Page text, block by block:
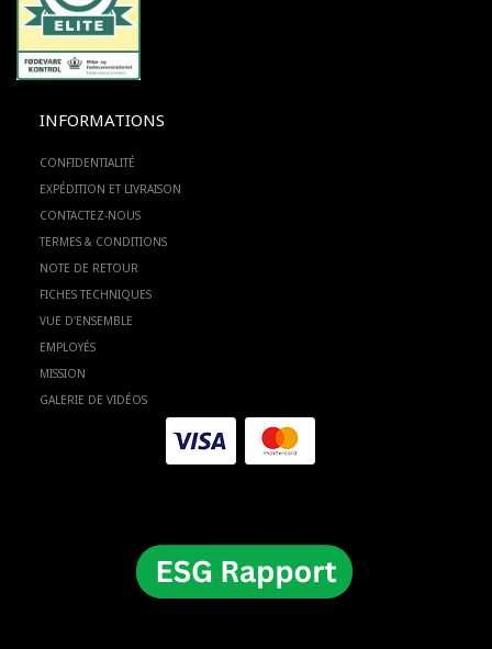
INFORMATIONS
CONFIDENTIALITÉ
EXPÉDITION ET LIVRAISON
CONTACTEZ-NOUS
TERMES & CONDITIONS
NOTE DE RETOUR
FICHES TECHNIQUES
VUE D'ENSEMBLE
EMPLOYÉS
MISSION
GALERIE DE VIDÉOS